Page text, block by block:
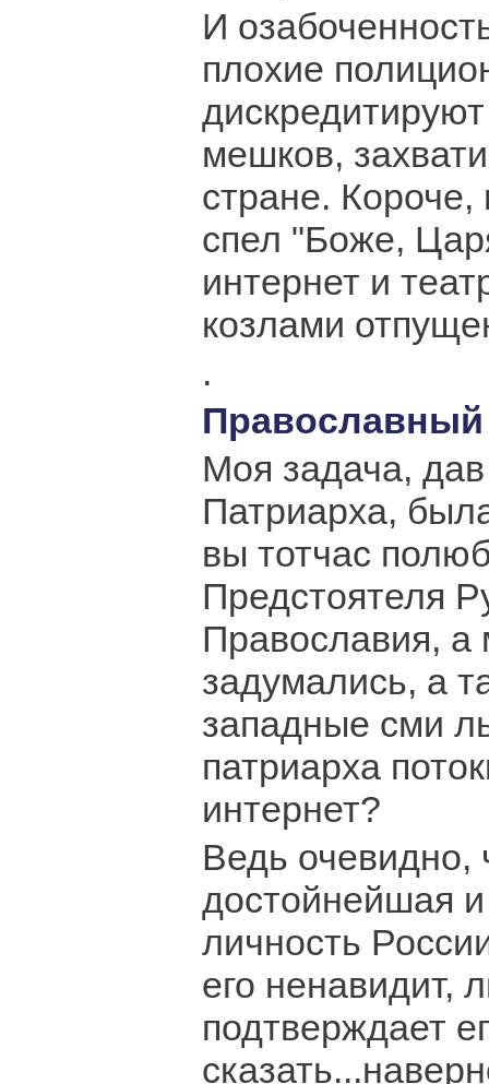
И
плохие
мешков,
стране. Короче,
спел "Боже,
интернет и
козлами
.
Моя задача,
Патриарха,
вы тотчас
Предстоятеля
Православия, а
задумались, а
западные сми
патриарха
интернет?
Ведь очевидно,
достойнейшая
личность
его ненавидит,
подтверждает